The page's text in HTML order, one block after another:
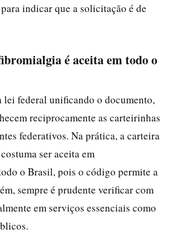
indicar que a solicitação é de
é aceita em todo o
lei federal unificando o documento,
reciprocamente as carteirinhas
federativos. Na prática, a carteira
ser aceita em
o Brasil, pois o código permite a
sempre é prudente verificar com
em serviços essenciais como